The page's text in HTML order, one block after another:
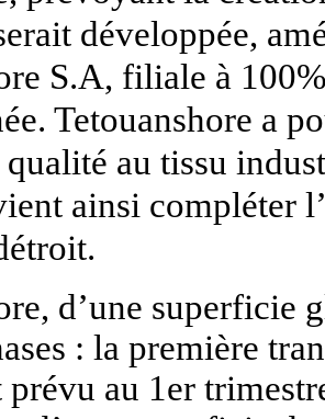
développée,
S.A, filiale à
Tetouanshore a
au tissu
ainsi compléter
d’une superficie
: la première
prévu au 1er